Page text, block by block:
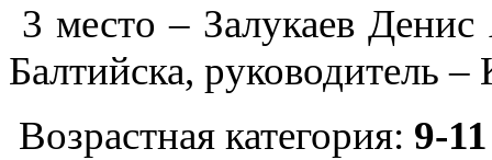
3 место – Залукаев
Балтийска, руководитель
Возрастная категория: 9-